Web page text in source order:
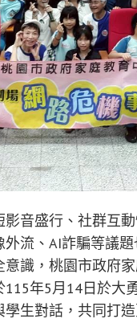
影音盛行、社群互
流、AI詐騙等議
識，桃園市政府
年5月14日於大
生對話，共同打